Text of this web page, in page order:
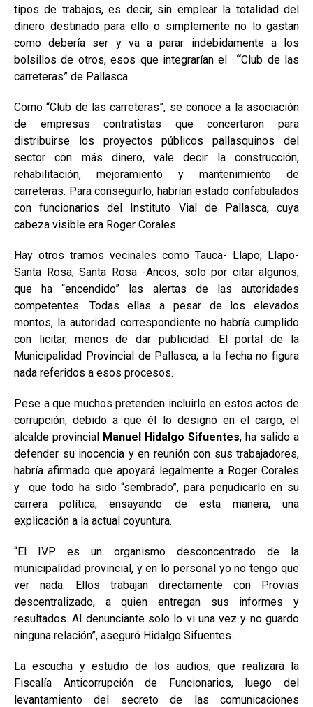
tipos de trabajos, es decir, sin emplear la totalidad del
dinero destinado para ello o simplemente no lo gastan
como debería ser y va a parar indebidamente a los
bolsillos de otros, esos que integrarían el “Club de las
carreteras” de Pallasca.
Como “Club de las carreteras”, se conoce a la asociación
de empresas contratistas que concertaron para
distribuirse los proyectos públicos pallasquinos del
sector con más dinero, vale decir la construcción,
rehabilitación, mejoramiento y mantenimiento de
carreteras. Para conseguirlo, habrían estado confabulados
con funcionarios del Instituto Vial de Pallasca, cuya
cabeza visible era Roger Corales .
Hay otros tramos vecinales como Tauca- Llapo; Llapo-
Santa Rosa; Santa Rosa -Ancos, solo por citar algunos,
que ha “encendido” las alertas de las autoridades
competentes. Todas ellas a pesar de los elevados
montos, la autoridad correspondiente no habría cumplido
con licitar, menos de dar publicidad. El portal de la
Municipalidad Provincial de Pallasca, a la fecha no figura
nada referidos a esos procesos.
Pese a que muchos pretenden incluirlo en estos actos de
corrupción, debido a que él lo designó en el cargo, el
alcalde provincial Manuel Hidalgo Sifuentes, ha salido a
defender su inocencia y en reunión con sus trabajadores,
habría afirmado que apoyará legalmente a Roger Corales
y que todo ha sido “sembrado”, para perjudicarlo en su
carrera política, ensayando de esta manera, una
explicación a la actual coyuntura.
“El IVP es un organismo desconcentrado de la
municipalidad provincial, y en lo personal yo no tengo que
ver nada. Ellos trabajan directamente con Provias
descentralizado, a quien entregan sus informes y
resultados. Al denunciante solo lo vi una vez y no guardo
ninguna relación”, aseguró Hidalgo Sifuentes.
La escucha y estudio de los audios, que realizará la
Fiscalía Anticorrupción de Funcionarios, luego del
levantamiento del secreto de las comunicaciones